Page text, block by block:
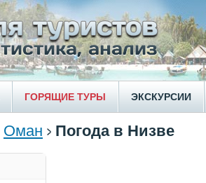
ГОРЯЩИЕ ТУРЫ ЭКСКУРСИИ
Оман Погода в Низве